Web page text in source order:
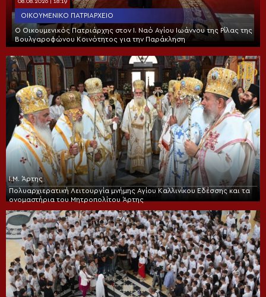
ΟΙΚΟΥΜΕΝΙΚΌ ΠΑΤΡΙΑΡΧΕΊΟ
Ο Οικουμενικός Πατριάρχης στον I. Ναό Αγίου Ιωάννου της Ρίλας της
Βουλγαροφώνου Κοινότητος για την Παράκληση
Ι.Μ. Άρτης
Πολυαρχιερατική Λειτουργία μνήμης Αγίου Καλλινίκου Εδέσσης και τα
ονομαστήρια του Μητροπολίτου Άρτης